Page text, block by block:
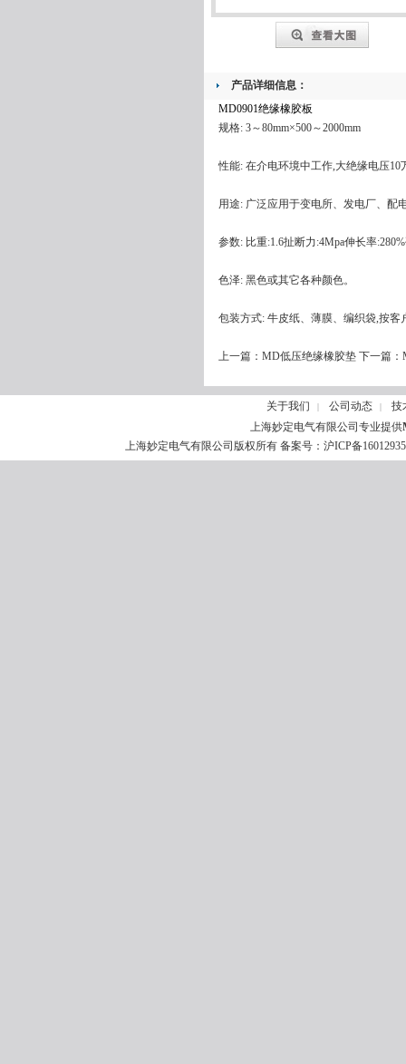
产品详细信息：
MD0901绝缘橡胶板
规格: 3～80mm×500～2000mm
性能: 在介电环境中工作,大绝缘电压
用途: 广泛应用于变电所、发电厂、配
参数: 比重:1.6扯断力:4Mpa伸长率
色泽: 黑色或其它各种颜色。
包装方式: 牛皮纸、薄膜、编织袋,按客
上一篇： MD低压绝缘橡胶垫下一篇：
关于我们 | 公司动态 |
技
上海妙定电气有限公司专业提供
上海妙定电气有限公司版权所有 备案号： 沪ICP备